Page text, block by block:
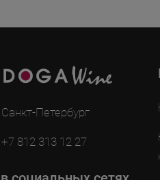
Санкт-Петербург
+7 812 313 12 27